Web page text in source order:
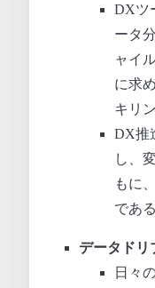
DXツ
ータ
ャイ
に求
キリ
DX推
し、
もに
であ
データドリ
日々